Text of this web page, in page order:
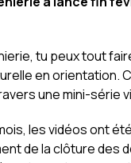
tu peux tout
en orientation.
une mini-série
les vidéos ont
de la clôture